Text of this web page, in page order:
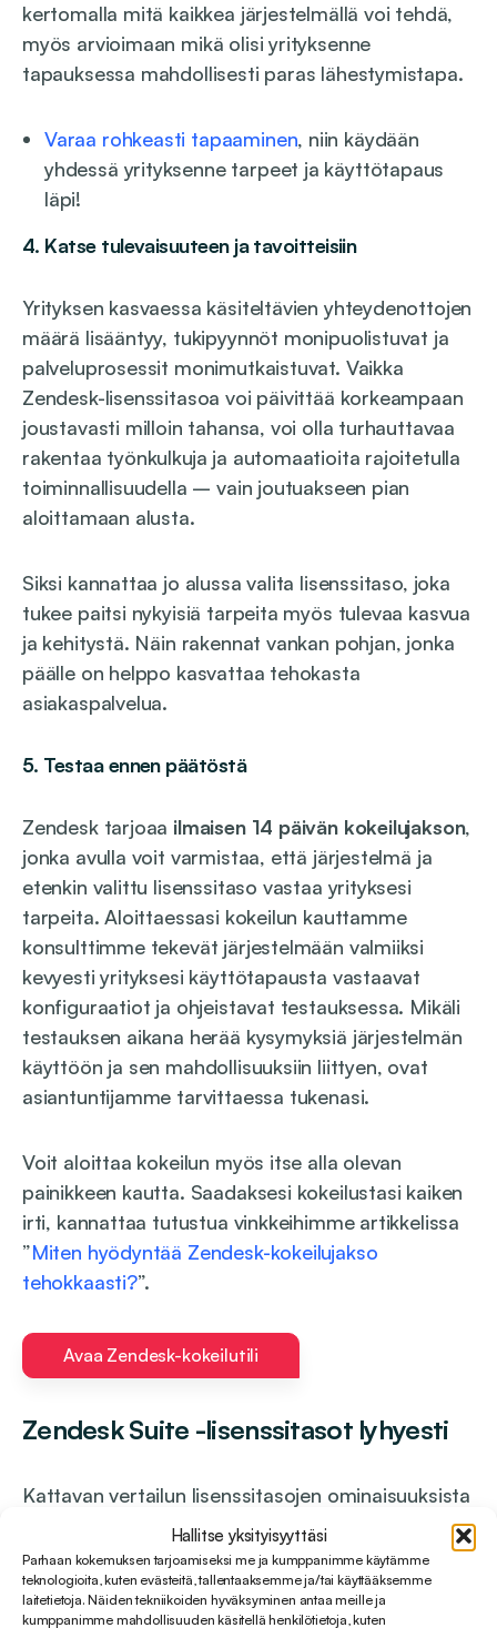
Hallitse yksityisyyttäsi
Parhaan kokemuksen tarjoamiseksi me ja kumppanimme käytämme
teknologioita, kuten evästeitä, tallentaaksemme ja/tai käyttääksemme
laitetietoja. Näiden tekniikoiden hyväksyminen antaa meille ja
kumppanimme mahdollisuuden käsitellä henkilötietoja, kuten
kertomalla mitä kaikkea järjestelmällä voi tehdä,
myös arvioimaan mikä olisi yrityksenne
tapauksessa mahdollisesti paras lähestymistapa.
Varaa rohkeasti tapaaminen, niin käydään
yhdessä yrityksenne tarpeet ja käyttötapaus
läpi!
4. Katse tulevaisuuteen ja tavoitteisiin
Yrityksen kasvaessa käsiteltävien yhteydenottojen
määrä lisääntyy, tukipyynnöt monipuolistuvat ja
palveluprosessit monimutkaistuvat. Vaikka
Zendesk-lisenssitasoa voi päivittää korkeampaan
joustavasti milloin tahansa, voi olla turhauttavaa
rakentaa työnkulkuja ja automaatioita rajoitetulla
toiminnallisuudella – vain joutuakseen pian
aloittamaan alusta.
Siksi kannattaa jo alussa valita lisenssitaso, joka
tukee paitsi nykyisiä tarpeita myös tulevaa kasvua
ja kehitystä. Näin rakennat vankan pohjan, jonka
päälle on helppo kasvattaa tehokasta
asiakaspalvelua.
5. Testaa ennen päätöstä
Zendesk tarjoaa ilmaisen 14 päivän kokeilujakson,
jonka avulla voit varmistaa, että järjestelmä ja
etenkin valittu lisenssitaso vastaa yrityksesi
tarpeita. Aloittaessasi kokeilun kauttamme
konsulttimme tekevät järjestelmään valmiiksi
kevyesti yrityksesi käyttötapausta vastaavat
konfiguraatiot ja ohjeistavat testauksessa. Mikäli
testauksen aikana herää kysymyksiä järjestelmän
käyttöön ja sen mahdollisuuksiin liittyen, ovat
asiantuntijamme tarvittaessa tukenasi.
Voit aloittaa kokeilun myös itse alla olevan
painikkeen kautta. Saadaksesi kokeilustasi kaiken
irti, kannattaa tutustua vinkkeihimme artikkelissa
”Miten hyödyntää Zendesk-kokeilujakso
tehokkaasti?”.
Avaa Zendesk-kokeilutili
Zendesk Suite -lisenssitasot lyhyesti
Kattavan vertailun lisenssitasojen ominaisuuksista
hintoineen löydät suomeksi sivuiltamme
tai
Zendeskin omasta hinnastosta englanniksitäältä.
Suite Team – Vahva perusta asiakaspalvelulle